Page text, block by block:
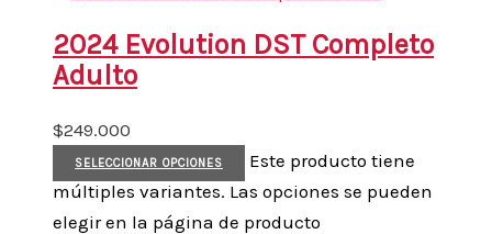
2024 Evolution DST Completo
Adulto
$249.000
SELECCIONAR OPCIONES
Este producto tiene
múltiples variantes. Las opciones se pueden
elegir en la página de producto